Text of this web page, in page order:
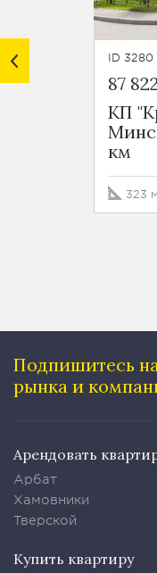
ID 3280
87
КП
км
323
Подпишитесь
рынка и
Арендовать
Арбат
Хамовники
Тверской
Купить квартиру